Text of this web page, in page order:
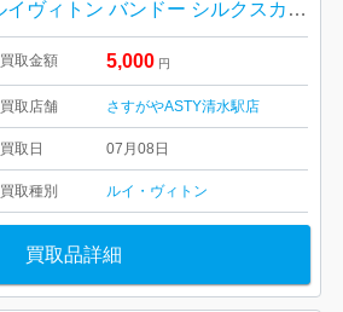
ルイヴィトン バンドー シルクスカーフ
買取金額 5,000 円
買取店舗 さすがやASTY清水駅店
買取日 07月08日
買取種別 ルイ・ヴィトン
買取品詳細